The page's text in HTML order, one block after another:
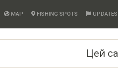
MAP FISHING SPOTS UPDATES
Цей